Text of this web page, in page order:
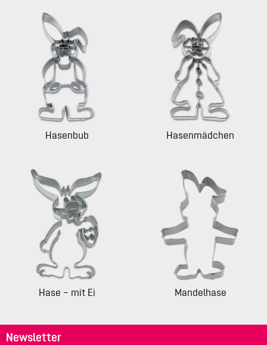
Hasenbub Hasenmädchen
Hase – mit Ei Mandelhase
Newsletter